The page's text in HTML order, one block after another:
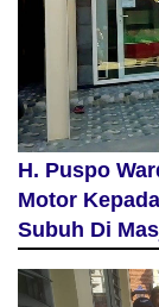
H. Puspo
Motor
Subuh Di